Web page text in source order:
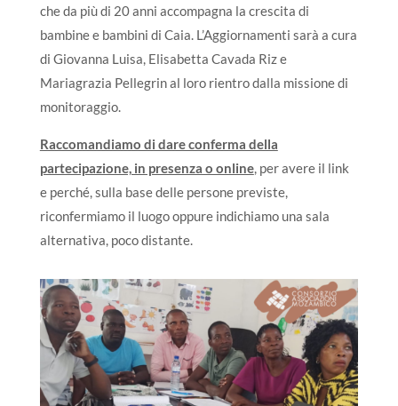
che da più di 20 anni accompagna la crescita di
bambine e bambini di Caia. L’Aggiornamenti sarà a cura
di Giovanna Luisa, Elisabetta Cavada Riz e
Mariagrazia Pellegrin al loro rientro dalla missione di
monitoraggio.
Raccomandiamo di dare conferma della
partecipazione, in presenza o online, per avere il link
e perché, sulla base delle persone previste,
riconfermiamo il luogo oppure indichiamo una sala
alternativa, poco distante.